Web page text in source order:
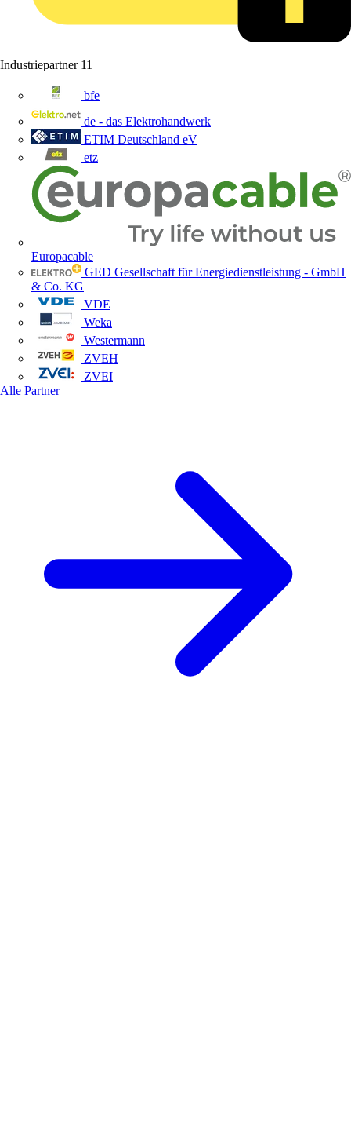
Industriepartner 11
bfe
de - das Elektrohandwerk
ETIM Deutschland eV
etz
Europacable
GED Gesellschaft für Energiedienstleistung - GmbH
& Co. KG
VDE
Weka
Westermann
ZVEH
ZVEI
Alle Partner